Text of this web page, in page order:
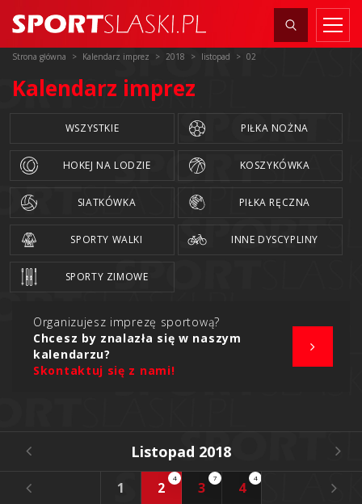
Strona główna Kalendarz imprez 2018 listopad 02
Kalendarz imprez
WSZYSTKIE PIŁKA NOŻNA
HOKEJ NA LODZIE KOSZYKÓWKA
SIATKÓWKA PIŁKA RĘCZNA
SPORTY WALKI INNE DYSCYPLINY
SPORTY ZIMOWE
Organizujesz imprezę sportową?
Chcesz by znalazła się w naszym
kalendarzu?
Skontaktuj się z nami!
Listopad 2018
1
4
2
7
3
4
4